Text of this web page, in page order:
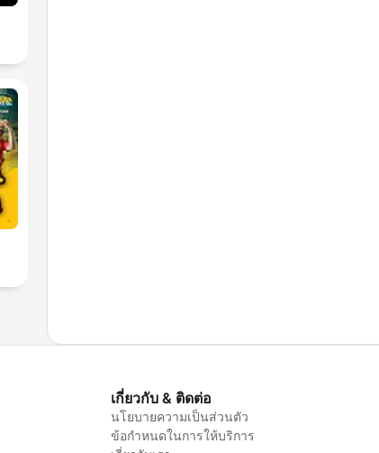
เกี่ยวกับ & ติดต่อ
นโยบายความเป็นส่วนตัว
ข้อกำหนดในการให้บริการ